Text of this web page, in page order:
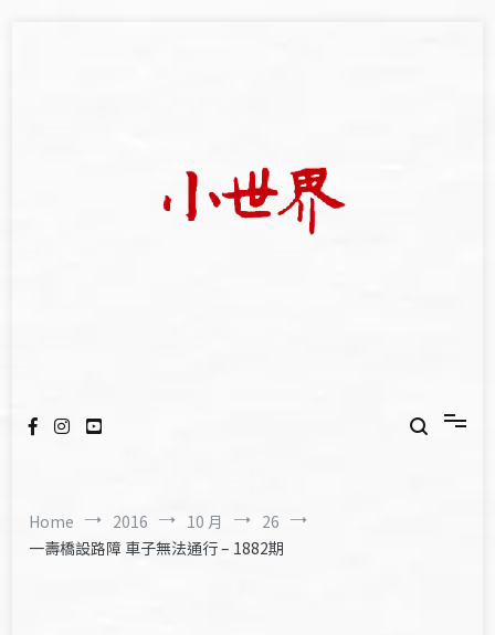
Home 2016 10 月
26
一壽橋設路障 車子無法通行 – 1882期